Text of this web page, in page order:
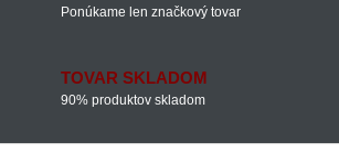
Ponúkame len značkový tovar
TOVAR SKLADOM
90% produktov skladom